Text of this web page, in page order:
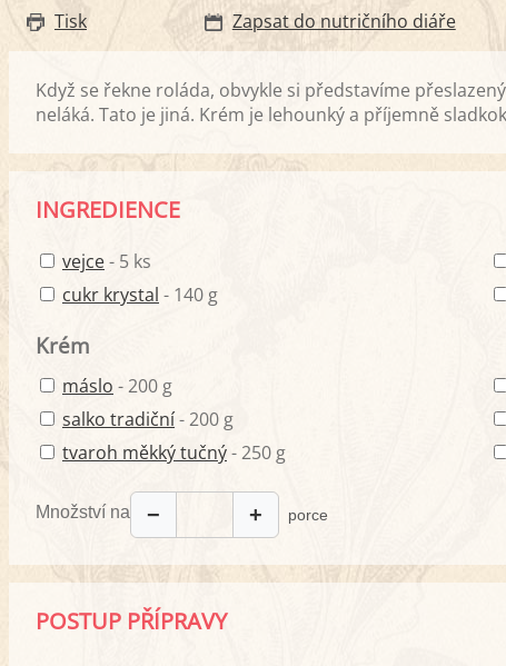
Tisk Zapsat do nutričního diáře
Když se řekne roláda, obvykle si představíme
neláká. Tato je jiná. Krém je lehounký a příjemně
INGREDIENCE
vejce- 5 ks
cukr krystal - 140 g
Krém
máslo - 200 g
salko tradiční- 200 g
tvaroh měkký tučný- 250 g
Množství na − + porce
POSTUP PŘÍPRAVY